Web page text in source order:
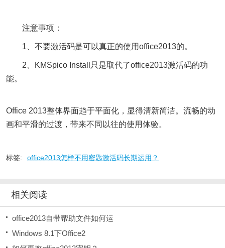
注意事项：
1、不要激活码是可以真正的使用office2013的。
2、KMSpico Install只是取代了office2013激活码的功
能。
Office 2013整体界面趋于平面化，显得清新简洁。流畅的动
画和平滑的过渡，带来不同以往的使用体验。
标签: office2013怎样不用密匙激活码长期运用？
相关阅读
office2013自带帮助文件如何运
Windows 8.1下Office2